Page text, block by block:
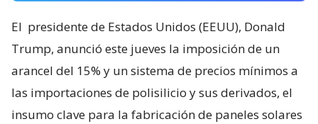
El presidente de Estados Unidos (EEUU), Donald
Trump, anunció este jueves la imposición de un
arancel del 15% y un sistema de precios mínimos a
las importaciones de polisilicio y sus derivados, el
insumo clave para la fabricación de paneles solares